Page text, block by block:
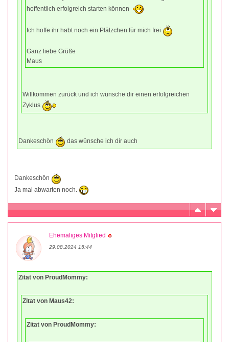
hoffentlich erfolgreich starten können
Ich hoffe ihr habt noch ein Plätzchen für mich frei
Ganz liebe Grüße
Maus
Willkommen zurück und ich wünsche dir einen erfolgreichen
Zyklus
Dankeschön das wünsche ich dir auch
Dankeschön
Ja mal abwarten noch.
Ehemaliges Mitglied
29.08.2024 15:44
Zitat von ProudMommy:
Zitat von Maus42:
Zitat von ProudMommy: